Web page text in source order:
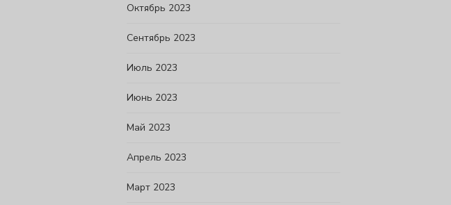
Октябрь 2023
Сентябрь 2023
Июль 2023
Июнь 2023
Май 2023
Апрель 2023
Март 2023